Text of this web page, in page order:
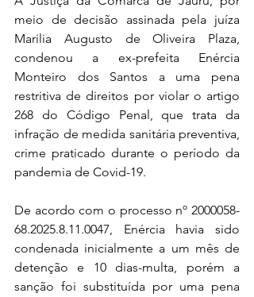
meio de decisão assinada pela juíza
Marilia Augusto de Oliveira Plaza,
condenou a ex-prefeita Enércia
Monteiro dos Santos a uma pena
restritiva de direitos por violar o artigo
268 do Código Penal, que trata da
infração de medida sanitária preventiva,
crime praticado durante o período da
pandemia de Covid-19.
De acordo com o processo nº 2000058-
68.2025.8.11.0047, Enércia havia sido
condenada inicialmente a um mês de
detenção e 10 dias-multa, porém a
sanção foi substituída por uma pena